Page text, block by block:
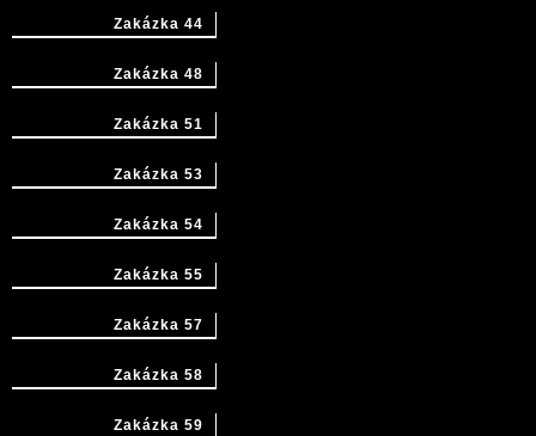
Zakázka 44
Zakázka 48
Zakázka 51
Zakázka 53
Zakázka 54
Zakázka 55
Zakázka 57
Zakázka 58
Zakázka 59